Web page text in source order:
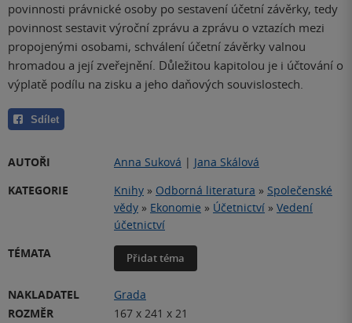
povinnosti právnické osoby po sestavení účetní závěrky, tedy
povinnost sestavit výroční zprávu a zprávu o vztazích mezi
propojenými osobami, schválení účetní závěrky valnou
hromadou a její zveřejnění. Důležitou kapitolou je i účtování o
výplatě podílu na zisku a jeho daňových souvislostech.
Sdílet
AUTOŘI Anna Suková | Jana Skálová
KATEGORIE
Knihy » Odborná literatura » Společenské
vědy » Ekonomie » Účetnictví » Vedení
účetnictví
TÉMATA
Přidat téma
NAKLADATEL
Grada
ROZMĚR
167 x 241 x 21